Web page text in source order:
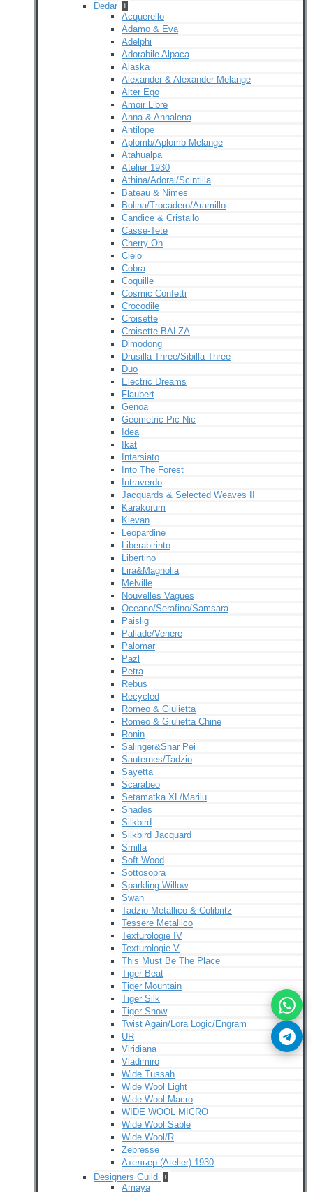
Dedar +
Acquerello
Adamo & Eva
Adelphi
Adorabile Alpaca
Alaska
Alexander & Alexander Melange
Alter Ego
Amoir Libre
Anna & Annalena
Antilope
Aplomb/Aplomb Melange
Atahualpa
Atelier 1930
Athina/Adorai/Scintilla
Bateau & Nimes
Bolina/Trocadero/Aramillo
Candice & Cristallo
Casse-Tete
Cherry Oh
Cielo
Cobra
Coquille
Cosmic Confetti
Crocodile
Croisette
Croisette BALZA
Dimodong
Drusilla Three/Sibilla Three
Duo
Electric Dreams
Flaubert
Genoa
Geometric Pic Nic
Idea
Ikat
Intarsiato
Into The Forest
Intraverdo
Jacquards & Selected Weaves II
Karakorum
Kievan
Leopardine
Liberabirinto
Libertino
Lira&Magnolia
Melville
Nouvelles Vagues
Oceano/Serafino/Samsara
Paislig
Pallade/Venere
Palomar
Pazl
Petra
Rebus
Recycled
Romeo & Giulietta
Romeo & Giulietta Chine
Ronin
Salinger&Shar Pei
Sauternes/Tadzio
Sayetta
Scarabeo
Setamatka XL/Marilu
Shades
Silkbird
Silkbird Jacquard
Smilla
Soft Wood
Sottosopra
Sparkling Willow
Swan
Tadzio Metallico & Colibritz
Tessere Metallico
Texturologie IV
Texturologie V
This Must Be The Place
Tiger Beat
Tiger Mountain
Tiger Silk
Tiger Snow
Twist Again/Lora Logic/Engram
UR
Viridiana
Vladimiro
Wide Tussah
Wide Wool Light
Wide Wool Macro
WIDE WOOL MICRO
Wide Wool Sable
Wide Wool/R
Zebresse
Ательер (Atelier) 1930
Designers Guild +
Amaya